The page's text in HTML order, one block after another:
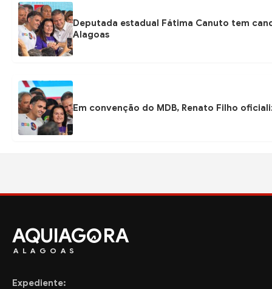
Deputada estadual Fátima Canuto tem
Alagoas
Em convenção do MDB, Renato Filho
AQUIAG RA
ALAGOAS
Expediente: